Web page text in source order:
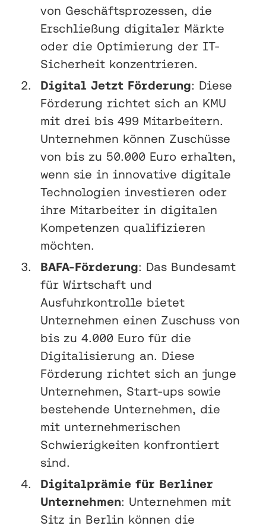
von Geschäftsprozessen, die
Erschließung digitaler Märkte
oder die Optimierung der IT-
Sicherheit konzentrieren.
Digital Jetzt Förderung: Diese
Förderung richtet sich an KMU
mit drei bis 499 Mitarbeitern.
Unternehmen können Zuschüsse
von bis zu 50.000 Euro erhalten,
wenn sie in innovative digitale
Technologien investieren oder
ihre Mitarbeiter in digitalen
Kompetenzen qualifizieren
möchten.
BAFA-Förderung: Das Bundesamt
für Wirtschaft und
Ausfuhrkontrolle bietet
Unternehmen einen Zuschuss von
bis zu 4.000 Euro für die
Digitalisierung an. Diese
Förderung richtet sich an junge
Unternehmen, Start-ups sowie
bestehende Unternehmen, die
mit unternehmerischen
Schwierigkeiten konfrontiert
sind.
Digitalprämie für Berliner
Unternehmen: Unternehmen mit
Sitz in Berlin können die